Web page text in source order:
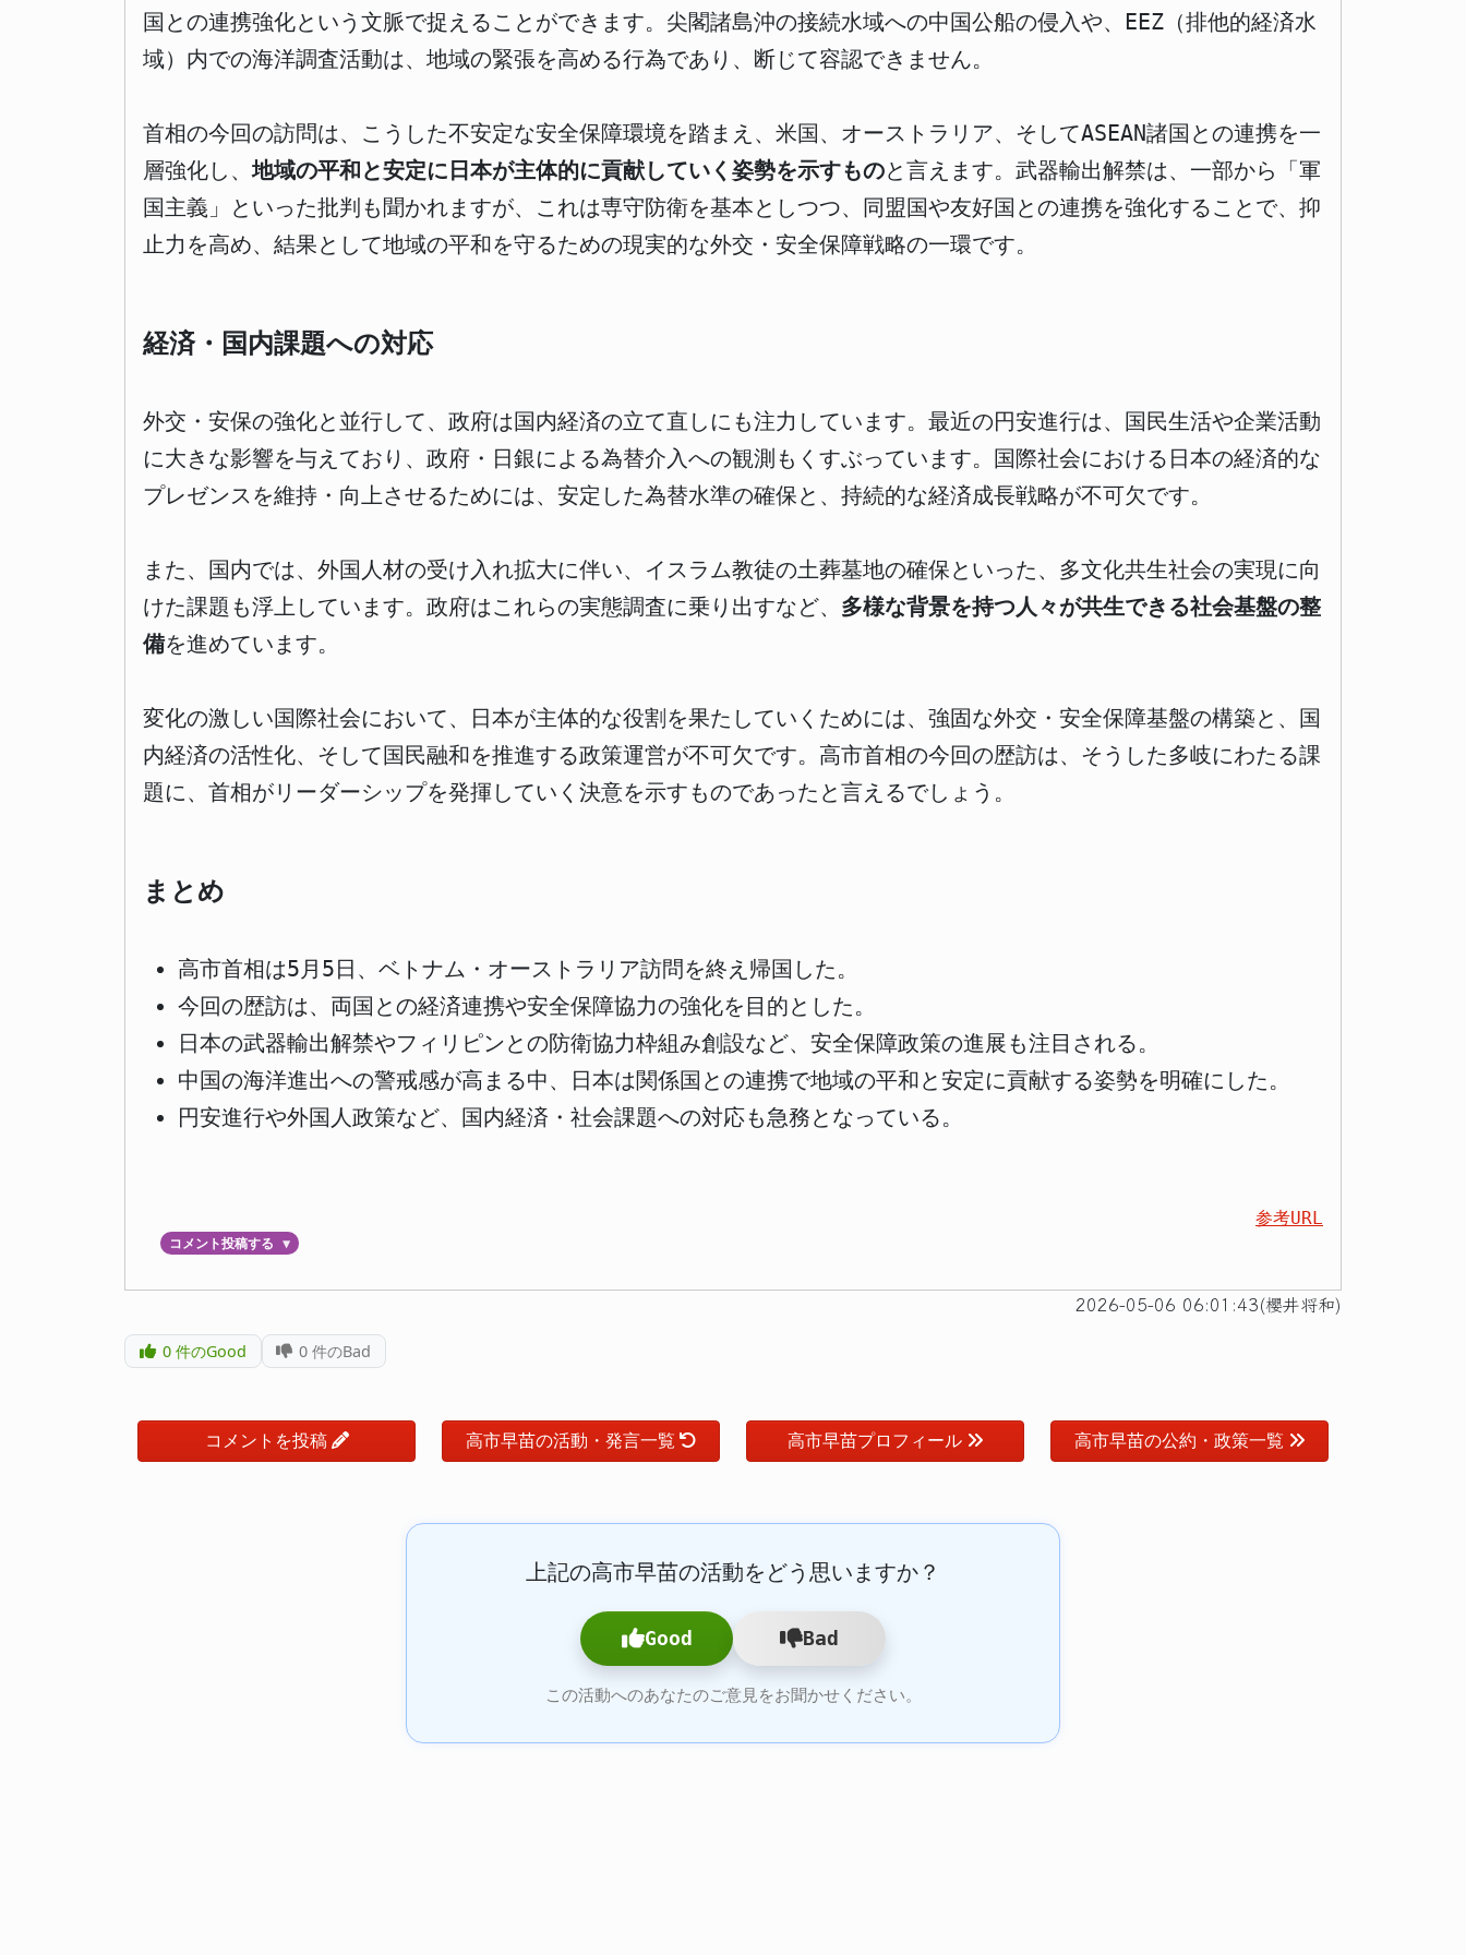
国との連携強化という文脈で捉えることができます。尖閣諸島沖の接続水域への中国公船の侵入や、EEZ（排他的経済水
域）内での海洋調査活動は、地域の緊張を高める行為であり、断じて容認できません。
首相の今回の訪問は、こうした不安定な安全保障環境を踏まえ、米国、オーストラリア、そしてASEAN諸国との連携を一
層強化し、地域の平和と安定に日本が主体的に貢献していく姿勢を示すものと言えます。武器輸出解禁は、一部から「軍
国主義」といった批判も聞かれますが、これは専守防衛を基本としつつ、同盟国や友好国との連携を強化することで、抑
止力を高め、結果として地域の平和を守るための現実的な外交・安全保障戦略の一環です。
経済・国内課題への対応
外交・安保の強化と並行して、政府は国内経済の立て直しにも注力しています。最近の円安進行は、国民生活や企業活動
に大きな影響を与えており、政府・日銀による為替介入への観測もくすぶっています。国際社会における日本の経済的な
プレゼンスを維持・向上させるためには、安定した為替水準の確保と、持続的な経済成長戦略が不可欠です。
また、国内では、外国人材の受け入れ拡大に伴い、イスラム教徒の土葬墓地の確保といった、多文化共生社会の実現に向
けた課題も浮上しています。政府はこれらの実態調査に乗り出すなど、 多様な背景を持つ人々が共生できる社会基盤の整
備を進めています。
変化の激しい国際社会において、日本が主体的な役割を果たしていくためには、強固な外交・安全保障基盤の構築と、国
内経済の活性化、そして国民融和を推進する政策運営が不可欠です。高市首相の今回の歴訪は、そうした多岐にわたる課
題に、首相がリーダーシップを発揮していく決意を示すものであったと言えるでしょう。
まとめ
高市首相は5月5日、ベトナム・オーストラリア訪問を終え帰国した。
今回の歴訪は、両国との経済連携や安全保障協力の強化を目的とした。
日本の武器輸出解禁やフィリピンとの防衛協力枠組み創設など、安全保障政策の進展も注目される。
中国の海洋進出への警戒感が高まる中、日本は関係国との連携で地域の平和と安定に貢献する姿勢を明確にした。
円安進行や外国人政策など、国内経済・社会課題への対応も急務となっている。
参考URL
コメント投稿する ▼
2026-05-06 06:01:43(櫻井将和)
0件のGood 0 件のBad
コメントを投稿 高市早苗の活動・発言一覧 高市早苗プロフィール 高市早苗の公約・政策一覧
上記の高市早苗の活動をどう思いますか？
Good Bad
この活動へのあなたのご意見をお聞かせください。